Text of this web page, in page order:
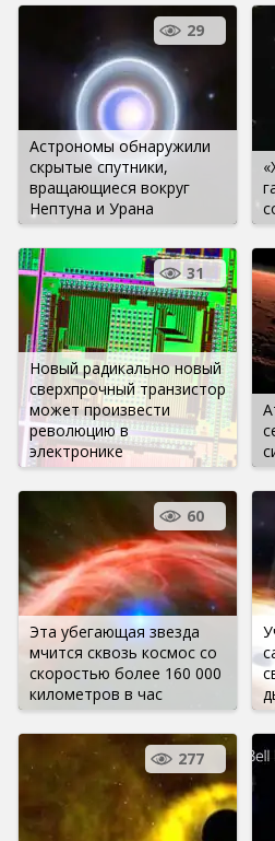
Астрономы обнаружили
скрытые спутники,
вращающиеся вокруг
Нептуна и Урана
29
Новый радикально новый
сверхпрочный транзистор
может произвести
революцию в
электронике
31
Эта убегающая звезда
мчится сквозь космос со
скоростью более 160 000
километров в час
60
277